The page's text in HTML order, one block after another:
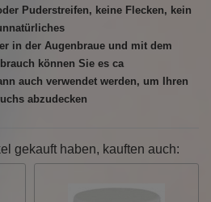
Puderstreifen, keine Flecken, kein
in der Augenbraue und mit dem
können Sie es ca
auch verwendet werden, um Ihren
abzudecken
gekauft haben, kauften auch: